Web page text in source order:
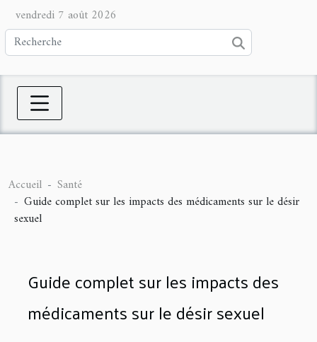
vendredi 7 août 2026
Accueil
Santé
Guide complet sur les impacts des médicaments sur le désir
sexuel
Guide complet sur les impacts des
médicaments sur le désir sexuel